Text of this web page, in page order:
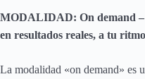
MODALIDAD: On demand –
en resultados reales, a tu
La modalidad «on demand» es